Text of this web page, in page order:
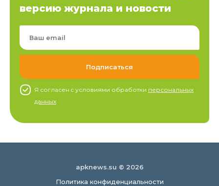
версию журнала и новости
Я согласен c условиями обработки персональных
данных
apknews.su © 2026
Политика конфиденциальности